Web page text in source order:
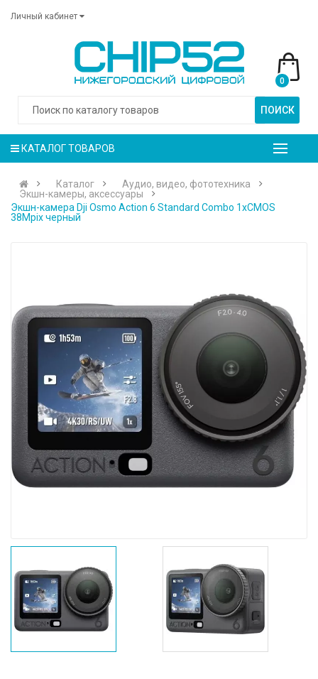
Личный кабинет
ПОИСК
0
КАТАЛОГ ТОВАРОВ
Каталог
Аудио, видео, фототехника
Экшн-камеры, аксессуары
Экшн-камера Dji Osmo Action 6 Standard Combo 1xCMOS
38Mpix черный